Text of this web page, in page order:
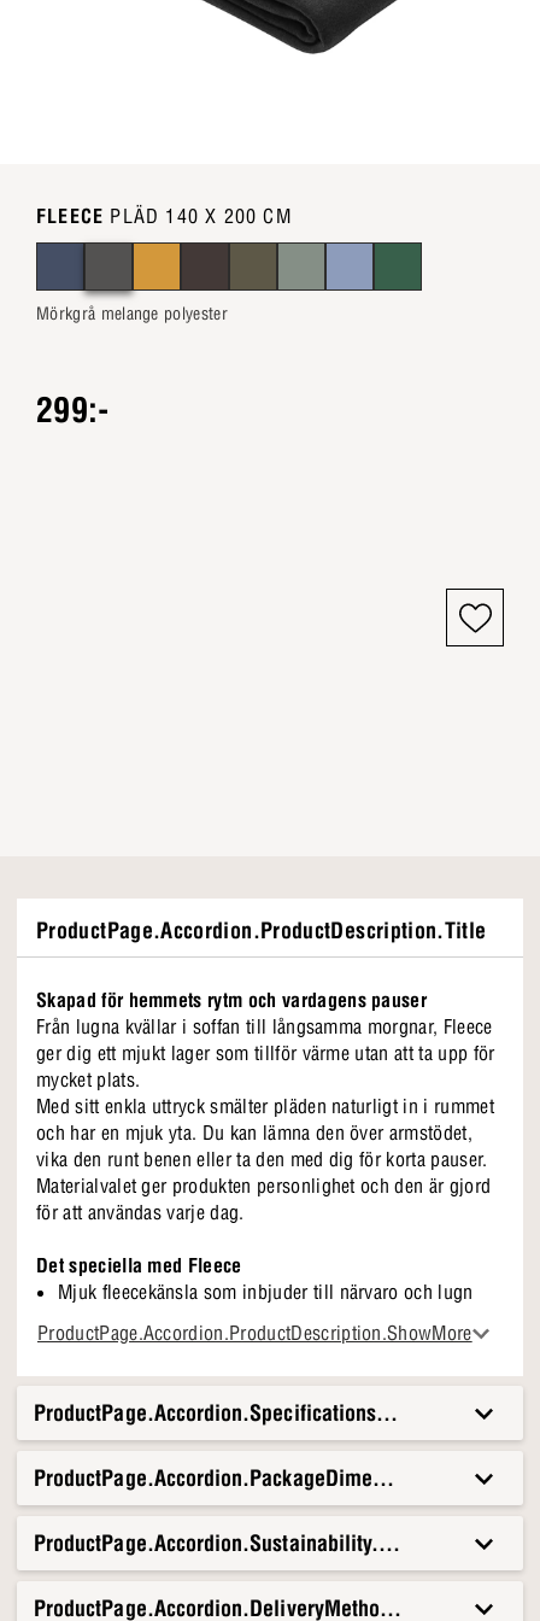
FLEECE PLÄD 140 X 200 CM
Mörkgrå melange polyester
299:-
ProductPage.Accordion.ProductDescription.Title
Skapad för hemmets rytm och vardagens pauser
Från lugna kvällar i soffan till långsamma morgnar, Fleece
ger dig ett mjukt lager som tillför värme utan att ta upp för
mycket plats.
Med sitt enkla uttryck smälter pläden naturligt in i rummet
och har en mjuk yta. Du kan lämna den över armstödet,
vika den runt benen eller ta den med dig för korta pauser.
Materialvalet ger produkten personlighet och den är gjord
för att användas varje dag.
Det speciella med Fleece
Mjuk fleecekänsla som inbjuder till närvaro och lugn
Nyanser som framhäver personlig stil och värme
Mjuk tvättbarhet för att hålla utseendet fräscht
ProductPage.Accordion.ProductDescription.ShowMore
ProductPage.Accordion.Specifications.Title
ProductPage.Accordion.Sustainability.Title
ProductPage.Accordion.DeliveryMethods.Title